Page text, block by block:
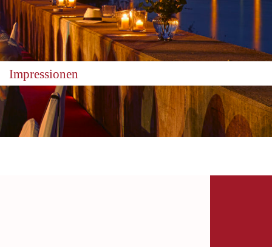
Impressionen